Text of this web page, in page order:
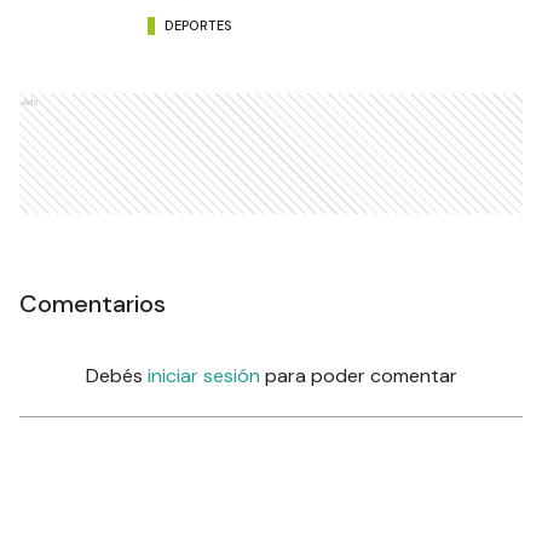
DEPORTES
Ads
Comentarios
Debés iniciar sesión para poder comentar